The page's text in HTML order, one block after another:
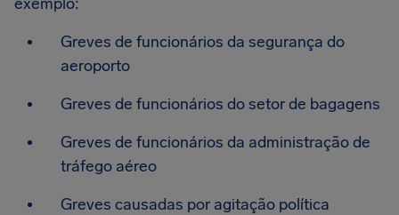
Greves de funcionários da segurança do
aeroporto
Greves de funcionários do setor de bagagens
Greves de funcionários da administração de
tráfego aéreo
Greves causadas por agitação política